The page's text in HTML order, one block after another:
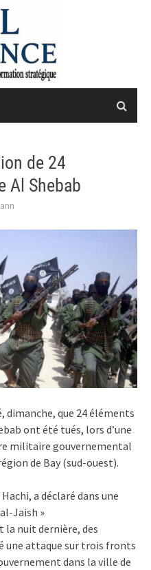
de 24
Al Shebab
dimanche, que 24 éléments
ont été tués, lors d’une
militaire gouvernemental
de Bay (sud-ouest).
a déclaré dans une
Jaish »
la nuit dernière, des
une attaque sur trois fronts
dans la ville de